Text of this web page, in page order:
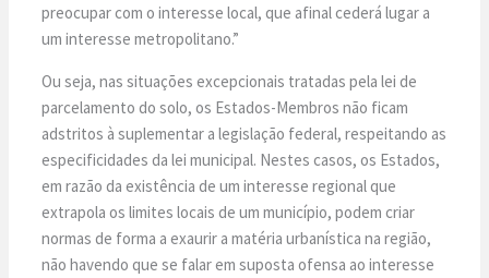
preocupar com o interesse local, que afinal cederá lugar a
um interesse metropolitano.”
Ou seja, nas situações excepcionais tratadas pela lei de
parcelamento do solo, os Estados-Membros não ficam
adstritos à suplementar a legislação federal, respeitando as
especificidades da lei municipal. Nestes casos, os Estados,
em razão da existência de um interesse regional que
extrapola os limites locais de um município, podem criar
normas de forma a exaurir a matéria urbanística na região,
não havendo que se falar em suposta ofensa ao interesse